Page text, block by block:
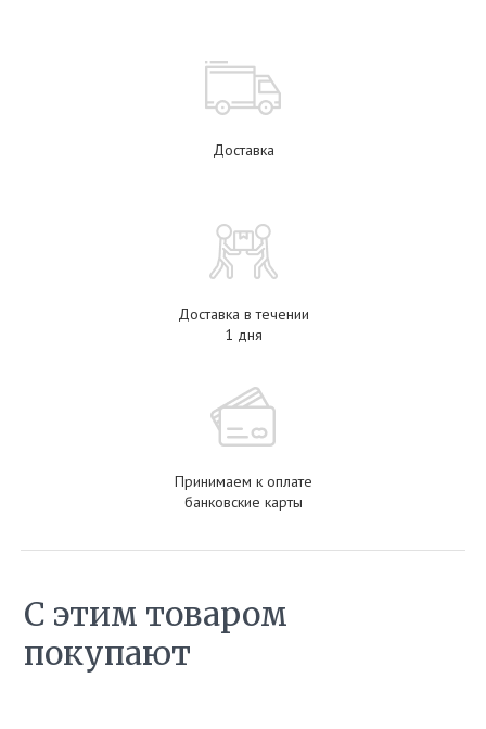
Доставка
Доставка в течении
1 дня
Принимаем к оплате
банковские карты
С этим товаром
покупают